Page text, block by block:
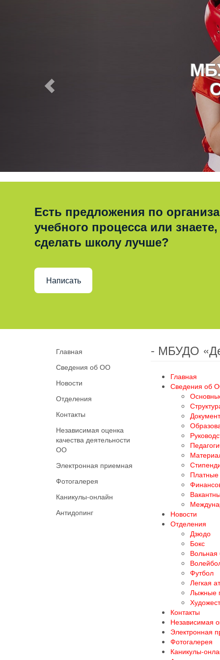
Есть предложения по
учебного процесса или знаете,
сделать школу лучше?
Написать
Главная
Сведения об ОО
Новости
Отделения
Контакты
Независимая оценка
качества деятельности
ОО
Электронная приемная
Фотогалерея
Каникулы-онлайн
Антидопинг
- МБУДО
Главная
Сведения об
Платные
Новости
Отделения
Дзюдо
Бокс
Вольная
Футбол
Легкая
Лыжные
Контакты
Независимая
Электронная
Фотогалерея
Каникулы-